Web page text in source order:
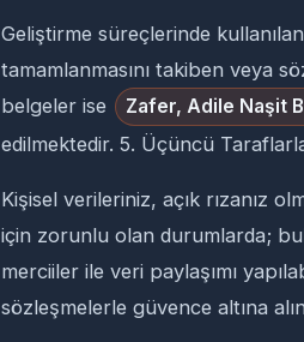
Geliştirme süreçlerinde
tamamlanmasını takiben veya
belgeler ise
Zafer, Adile Naşit
edilmektedir. 5. Üçüncü
Kişisel verileriniz, açık rızanız
için zorunlu olan durumlarda;
merciiler ile veri paylaşımı
sözleşmelerle güvence altına